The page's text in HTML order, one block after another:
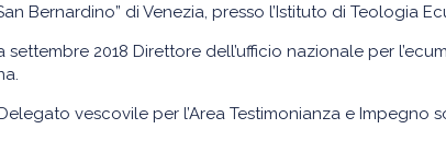
Bernardino” di Venezia, presso l’Istituto di Teologia
settembre 2018 Direttore dell’ufficio nazionale per
vescovile per l’Area Testimonianza e Impegno